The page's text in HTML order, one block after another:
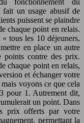
fonctionnement du
un usage abusif de
puissent se plaindre
chaque point en relais.
tous les 10 déjeuners,
en place un autre
points contre des prix.
chaque point en relais,
et échanger votre
voyons ce que cela
pour 1. Autrement dit,
un point. Dans
prix offerts par votre
permettant la